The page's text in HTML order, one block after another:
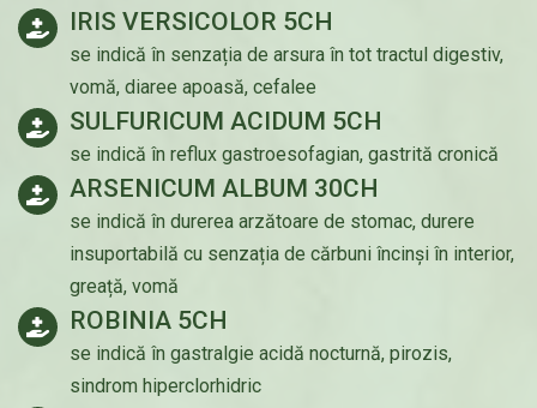
IRIS VERSICOLOR 5CH
se indică în senzația de arsura în tot tractul digestiv,
vomă, diaree apoasă, cefalee
SULFURICUM ACIDUM 5CH
se indică în reflux gastroesofagian, gastrită cronică
ARSENICUM ALBUM 30CH
se indică în durerea arzătoare de stomac, durere
insuportabilă cu senzația de cărbuni încinși în interior,
greață, vomă
ROBINIA 5CH
se indică în gastralgie acidă nocturnă, pirozis,
sindrom hiperclorhidric